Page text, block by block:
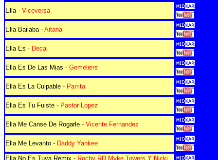
Ella - Viceversa
Ella Bailaba - Aitana
Ella Es - Decai
Ella Es De Las Mias - Gemeliers
Ella Es La Culpable - Parrita
Ella Es Tu Fuiste - Pastor Lopez
Ella Me Canse De Rogarle - Vicente Fernandez
Ella Me Levanto - Daddy Yankee
Ella No Es Tuya Remix - Rochy RD Myke Towers Y Nicki